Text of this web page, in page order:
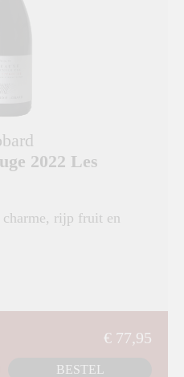
2022 Les
charme, rijp fruit en
€ 77,95
BESTEL